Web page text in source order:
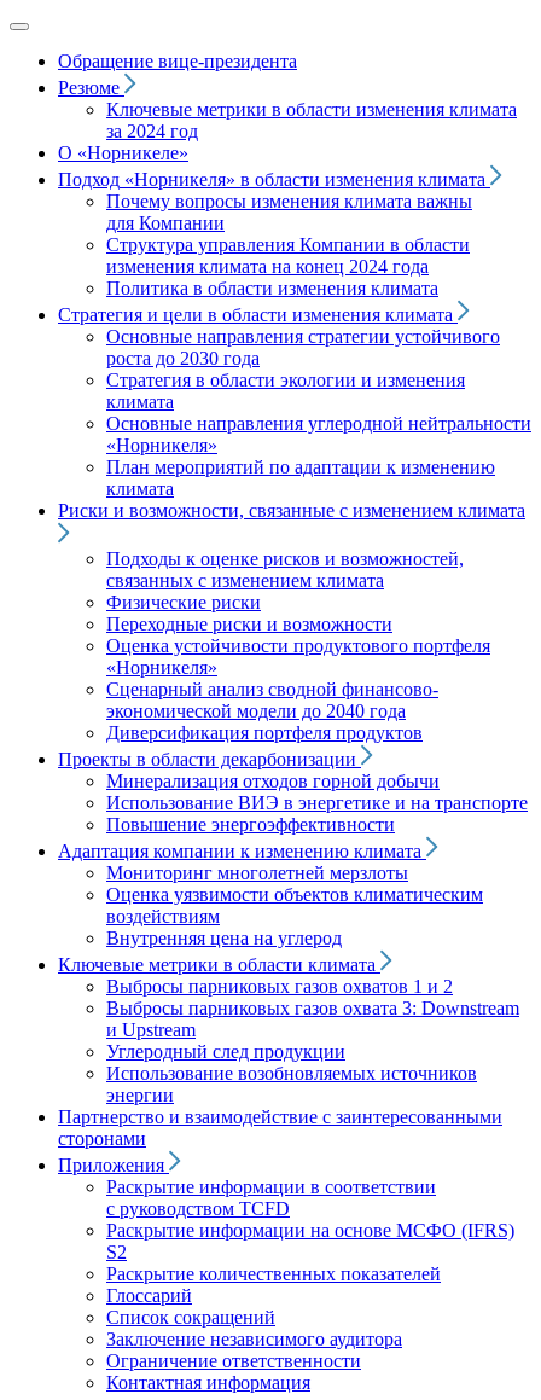
Обращение вице‑президента
Резюме
Ключевые метрики в области изменения климата
за 2024 год
О «Норникеле»
Подход «Норникеля» в области изменения климата
Почему вопросы изменения климата важны
для Компании
Структура управления Компании в области
изменения климата на конец 2024 года
Политика в области изменения климата
Стратегия и цели в области изменения климата
Основные направления стратегии устойчивого
роста до 2030 года
Стратегия в области экологии и изменения
климата
Основные направления углеродной нейтральности
«Норникеля»
План мероприятий по адаптации к изменению
климата
Риски и возможности, связанные с изменением климата
Подходы к оценке рисков и возможностей,
связанных с изменением климата
Физические риски
Переходные риски и возможности
Оценка устойчивости продуктового портфеля
«Норникеля»
Сценарный анализ сводной финансово-
экономической модели до 2040 года
Диверсификация портфеля продуктов
Проекты в области декарбонизации
Минерализация отходов горной добычи
Использование ВИЭ в энергетике и на транспорте
Повышение энергоэффективности
Адаптация компании к изменению климата
Мониторинг многолетней мерзлоты
Оценка уязвимости объектов климатическим
воздействиям
Внутренняя цена на углерод
Ключевые метрики в области климата
Выбросы парниковых газов охватов 1 и 2
Выбросы парниковых газов охвата 3: Downstream
и Upstream
Углеродный след продукции
Использование возобновляемых источников
энергии
Партнерство и взаимодействие с заинтересованными
сторонами
Приложения
Раскрытие информации в соответствии
с руководством TCFD
Раскрытие информации на основе МСФО (IFRS)
S2
Раскрытие количественных показателей
Глоссарий
Список сокращений
Заключение независимого аудитора
Ограничение ответственности
Контактная информация